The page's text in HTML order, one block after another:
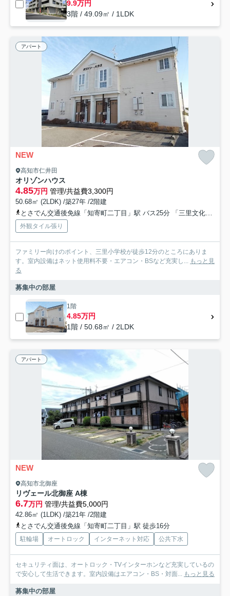
9.9万円
3階 / 49.09㎡ / 1LDK
アパート
NEW
高知市仁井田
オリゾンハウス
4.85万円 管理/共益費3,300円
50.68㎡ (2LDK) /築27年 /2階建
とさでん交通後免線「知寄町二丁目」駅 バス25分 「三里文化会館前」 停歩7分
外観タイル張り
ファミリー向けのポイント、三里小学校が徒歩12分のところにありま
す。室内設備はネット使用料不要・エアコン・BSなど充実し... もっと見
る
募集中の部屋
1階
4.85万円
1階 / 50.68㎡ / 2LDK
アパート
NEW
高知市北御座
リヴェール北御座 A棟
6.7万円 管理/共益費5,000円
42.86㎡ (1LDK) /築21年 /2階建
とさでん交通後免線「知寄町二丁目」駅 徒歩16分
駐輪場 オートロック インターネット対応 公共下水
セキュリティ面は、オートロック・TVインターホンなど充実しているの
で安心して生活できます。室内設備はエアコン・BS・対面... もっと見る
募集中の部屋